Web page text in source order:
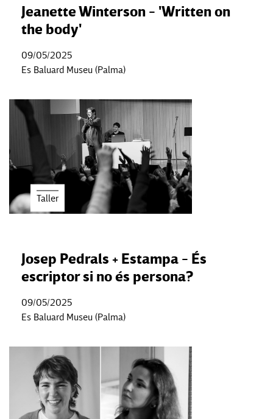
Jeanette Winterson - 'Written on
the body'
09/05/2025
Es Baluard Museu (Palma)
Taller
Josep Pedrals + Estampa - És
escriptor si no és persona?
09/05/2025
Es Baluard Museu (Palma)